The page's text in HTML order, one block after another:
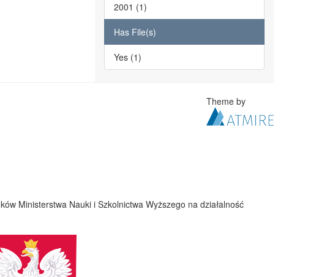
2001 (1)
Has File(s)
Yes (1)
Theme by
Ministerstwa Nauki i Szkolnictwa Wyższego na działalność